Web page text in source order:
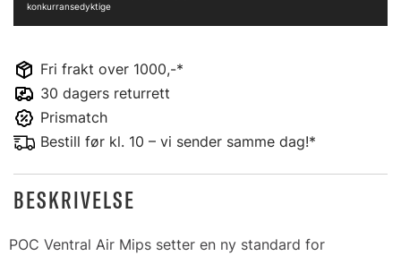
Fri frakt over 1000,-*
30 dagers returrett
Prismatch
Bestill før kl. 10 – vi sender samme dag!*
konkurransedyktige
BESKRIVELSE
POC Ventral Air Mips setter en ny standard for